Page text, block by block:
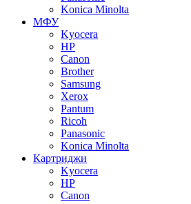
Konica Minolta
МФУ
Kyocera
HP
Canon
Brother
Samsung
Xerox
Pantum
Ricoh
Panasonic
Konica Minolta
Картриджи
Kyocera
HP
Canon